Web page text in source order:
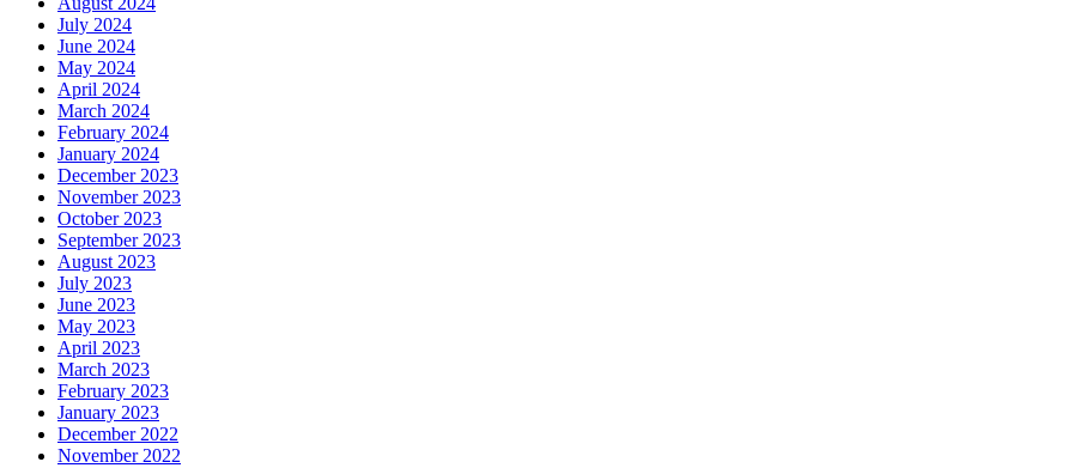
July 2024
June 2024
May 2024
April 2024
March 2024
February 2024
January 2024
December 2023
November 2023
October 2023
September 2023
August 2023
July 2023
June 2023
May 2023
April 2023
March 2023
February 2023
January 2023
December 2022
November 2022